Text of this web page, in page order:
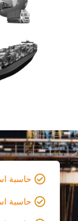
حاسبة
حاسبة